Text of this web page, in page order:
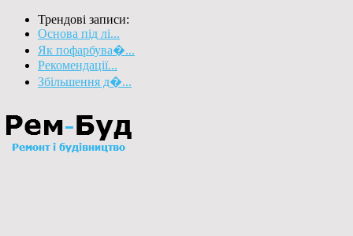
Трендові записи:
Основа під лі...
Як пофарбува�...
Рекомендації...
Збільшення д�...